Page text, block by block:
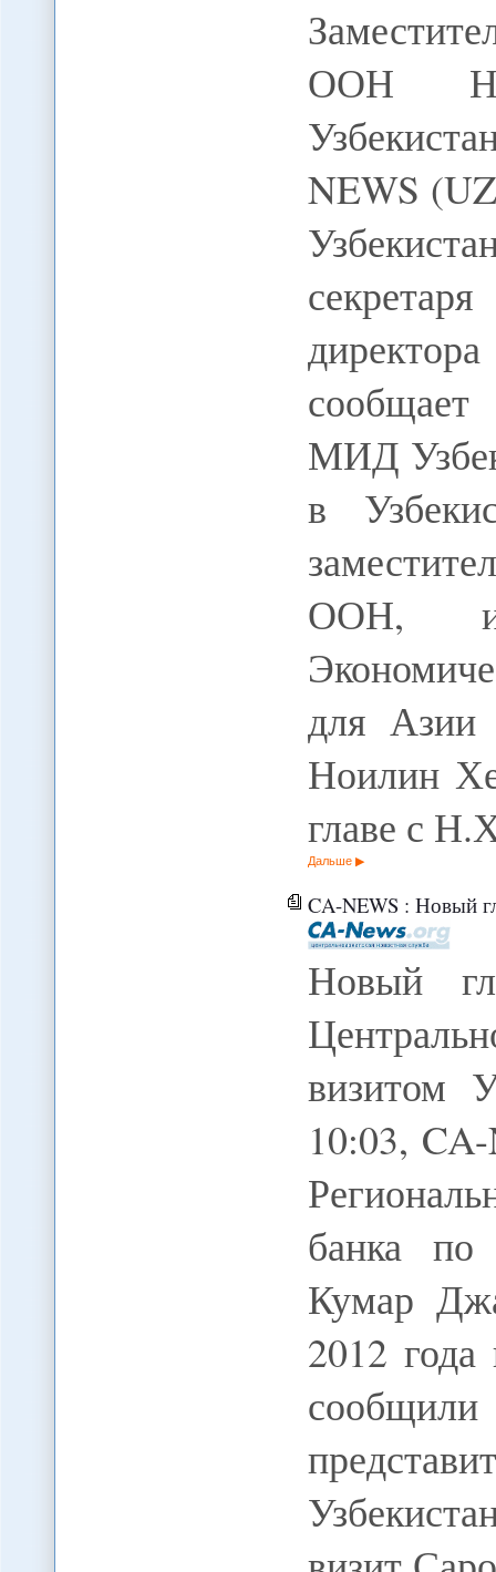
ООН
NEWS
МИД
в
ООН,
для
Ноилин
главе с
Дальше
CA-NEWS : Новый глава
Новый
визитом
10:03,
банка
Кумар
2012